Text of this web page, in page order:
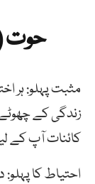
حوت (20 فروری تا 20
مثبت پہلو: ہر
زندگی کے
کائنات آپ کے
احتیاط کا